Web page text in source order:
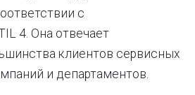
с
4. Она отвечает
клиентов сервисных
и департаментов.